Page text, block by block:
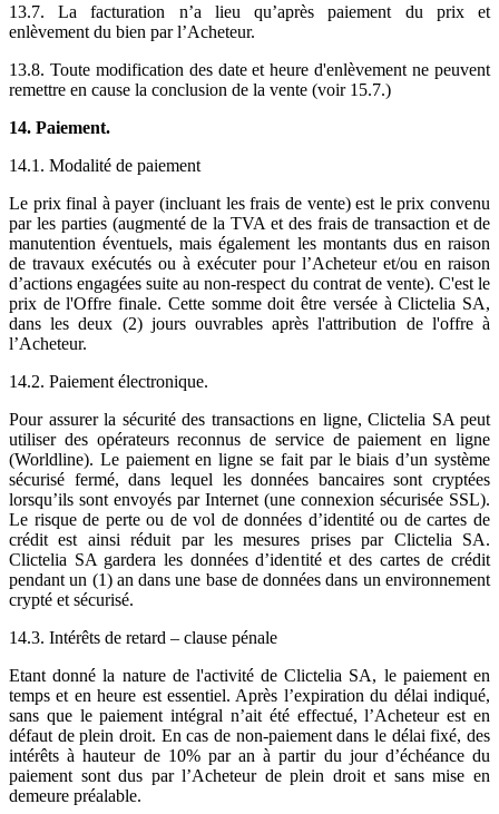
13.7. La facturation n’a lieu qu’après paiement du prix et
enlèvement du bien par l’Acheteur.
13.8. Toute modification des date et heure d'enlèvement ne peuvent
remettre en cause la conclusion de la vente (voir 15.7.)
14. Paiement.
14.1. Modalité de paiement
Le prix final à payer (incluant les frais de vente) est le prix convenu
par les parties (augmenté de la TVA et des frais de transaction et de
manutention éventuels, mais également les montants dus en raison
de travaux exécutés ou à exécuter pour l’Acheteur et/ou en raison
d’actions engagées suite au non-respect du contrat de vente). C'est le
prix de l'Offre finale. Cette somme doit être versée à Clictelia SA,
dans les deux (2) jours ouvrables après l'attribution de l'offre à
l’Acheteur.
14.2. Paiement électronique.
Pour assurer la sécurité des transactions en ligne, Clictelia SA peut
utiliser des opérateurs reconnus de service de paiement en ligne
(Worldline). Le paiement en ligne se fait par le biais d’un système
sécurisé fermé, dans lequel les données bancaires sont cryptées
lorsqu’ils sont envoyés par Internet (une connexion sécurisée SSL).
Le risque de perte ou de vol de données d’identité ou de cartes de
crédit est ainsi réduit par les mesures prises par Clictelia SA.
Clictelia SA gardera les données d’identité et des cartes de crédit
pendant un (1) an dans une base de données dans un environnement
crypté et sécurisé.
14.3. Intérêts de retard – clause pénale
Etant donné la nature de l'activité de Clictelia SA, le paiement en
temps et en heure est essentiel. Après l’expiration du délai indiqué,
sans que le paiement intégral n’ait été effectué, l’Acheteur est en
défaut de plein droit. En cas de non-paiement dans le délai fixé, des
intérêts à hauteur de 10% par an à partir du jour d’échéance du
paiement sont dus par l’Acheteur de plein droit et sans mise en
demeure préalable.